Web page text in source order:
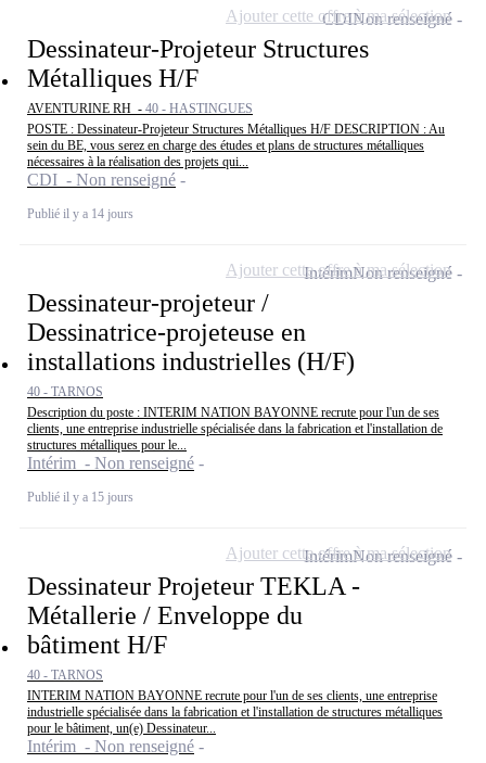
Dessinateur-Projeteur Structures
Métalliques H/F
AVENTURINE RH - 40 - HASTINGUES
POSTE : Dessinateur-Projeteur Structures Métalliques H/F DESCRIPTION : Au
sein du BE, vous serez en charge des études et plans de structures métalliques
nécessaires à la réalisation des projets qui...
CDI - Non renseigné
Publié il y a 14 jours
CDINon renseigné
Ajouter cette offre à ma sélection
Dessinateur-projeteur /
Dessinatrice-projeteuse en
installations industrielles (H/F)
40 - TARNOS
Description du poste : INTERIM NATION BAYONNE recrute pour l'un de ses
clients, une entreprise industrielle spécialisée dans la fabrication et l'installation de
structures métalliques pour le...
Intérim - Non renseigné
Publié il y a 15 jours
IntérimNon renseigné
Ajouter cette offre à ma sélection
Dessinateur Projeteur TEKLA -
Métallerie / Enveloppe du
bâtiment H/F
40 - TARNOS
INTERIM NATION BAYONNE recrute pour l'un de ses clients, une entreprise
industrielle spécialisée dans la fabrication et l'installation de structures métalliques
pour le bâtiment, un(e) Dessinateur...
Intérim - Non renseigné
IntérimNon renseigné
Ajouter cette offre à ma sélection